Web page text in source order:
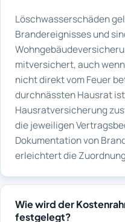
Löschwasserschäden
Brandereignisses und
mitversichert, auch
nicht direkt vom Feuer
durchnässten Hausrat
Hausratversicherung
die jeweiligen
Dokumentation von
erleichtert die
Wie wird der
festgelegt?